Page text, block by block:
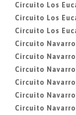
Circuito Los
Circuito Los
Circuito Los
Circuito
Circuito
Circuito
Circuito
Circuito
Circuito